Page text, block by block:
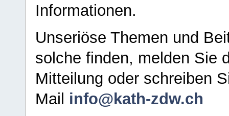
Informationen.
Unseriöse Themen und
solche finden, melden Sie
Mitteilung oder schreiben
Mail info@kath-zdw.ch